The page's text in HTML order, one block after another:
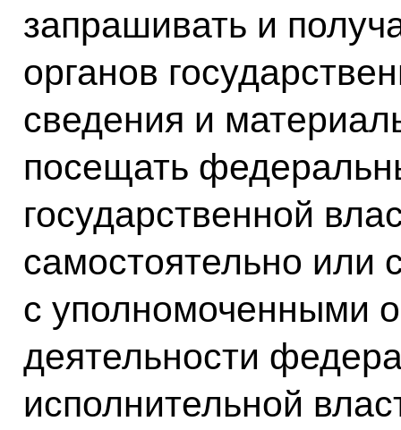
запрашивать и
органов
сведения и
посещать
государственной
самостоятельно или
с уполномоченными
деятельности
исполнительной